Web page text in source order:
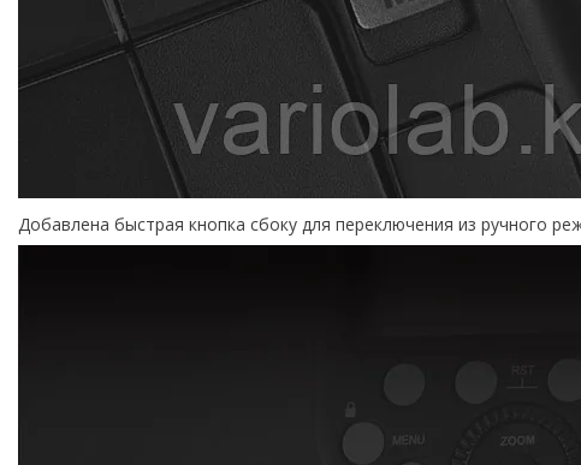
Добавлена ​​быстрая кнопка сбоку для переключения из ручного